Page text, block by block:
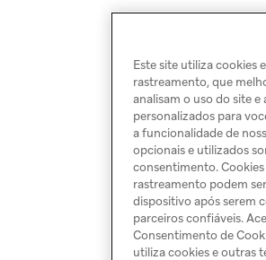
Este site utiliza cookies
rastreamento, que
analisam o uso do site
personalizados para
a funcionalidade de
opcionais e utilizados
consentimento.
rastreamento podem
dispositivo após serem
parceiros confiáveis.
Consentimento de
utiliza cookies e outras